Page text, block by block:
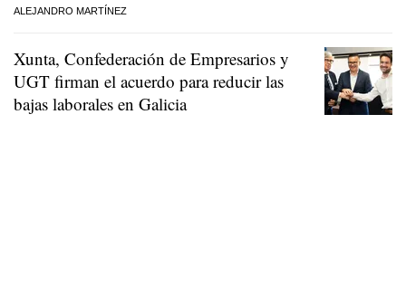
ALEJANDRO MARTÍNEZ
Xunta, Confederación de Empresarios y
UGT firman el acuerdo para reducir las
bajas laborales en Galicia